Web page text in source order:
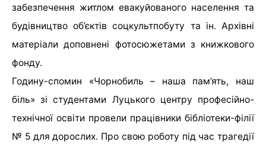
забезпечення житлом евакуйованого населення та
будівництво об’єктів соцкультпобуту та ін. Архівні
матеріали доповнені фотосюжетами з книжкового
фонду.
Годину-спомин «Чорнобиль – наша пам’ять, наш
біль» зі студентами Луцького центру професійно-
технічної освіти провели працівники бібліотеки-філії
№ 5 для дорослих. Про свою роботу під час трагедії